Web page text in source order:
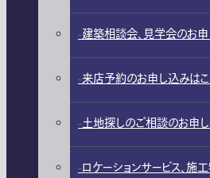
建築相談会、見学会のお
来店予約のお申し込みは
土地探しのご相談のお申
ロケーションサービス、施